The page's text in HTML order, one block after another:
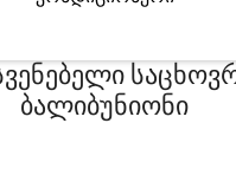
ბალიბუნიონი